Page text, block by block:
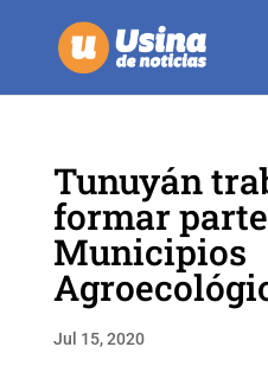
Tunuyán
formar
Municipios
Jul 15, 2020